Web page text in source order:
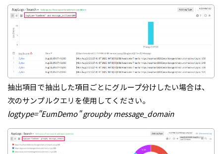
抽出項目で抽出した項目ごとにグループ分けしたい場合は、
次のサンプルクエリを使用してください。
logtype="EumDemo" groupby message_domain